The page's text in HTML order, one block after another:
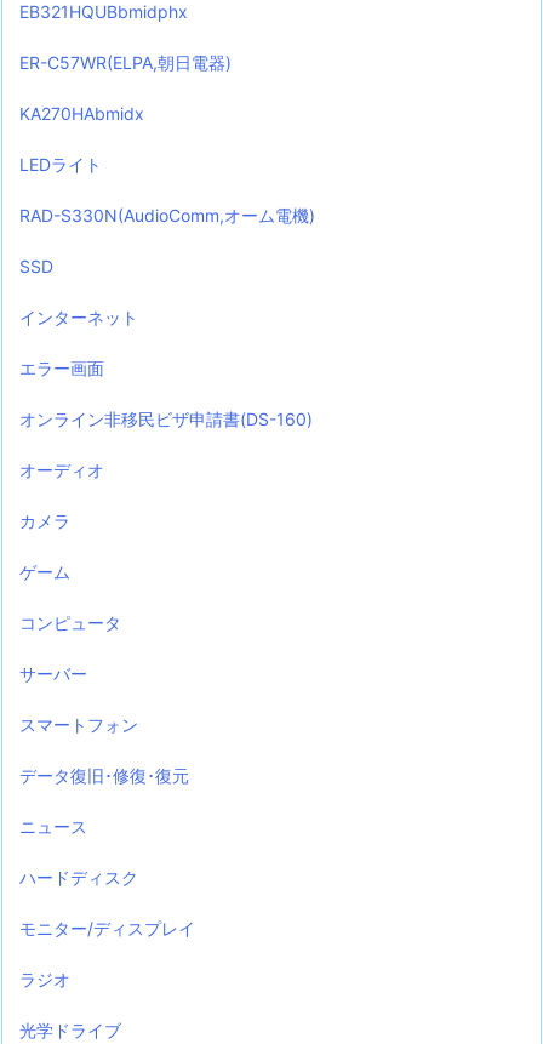
EB321HQUBbmidphx
ER-C57WR(ELPA,朝日電器)
KA270HAbmidx
LEDライト
RAD-S330N(AudioComm,オーム電機)
SSD
インターネット
エラー画面
オンライン非移民ビザ申請書(DS-160)
オーディオ
カメラ
ゲーム
コンピュータ
サーバー
スマートフォン
データ復旧･修復･復元
ニュース
ハードディスク
モニター/ディスプレイ
ラジオ
光学ドライブ